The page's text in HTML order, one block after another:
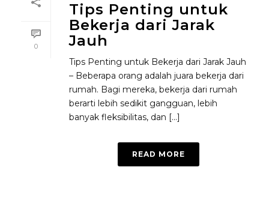
0
Tips Penting untuk
Bekerja dari Jarak
Jauh
Tips Penting untuk Bekerja dari Jarak Jauh
– Beberapa orang adalah juara bekerja dari
rumah. Bagi mereka, bekerja dari rumah
berarti lebih sedikit gangguan, lebih
banyak fleksibilitas, dan [...]
READ MORE